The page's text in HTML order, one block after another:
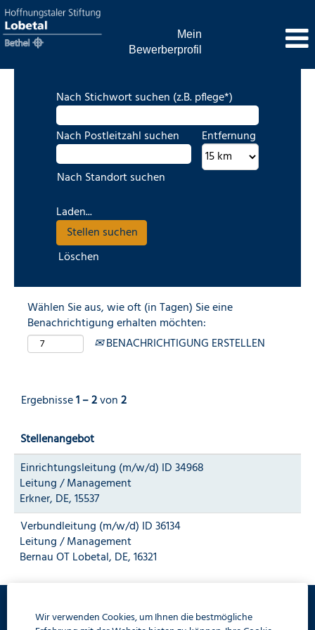
Wir verwenden Cookies, um Ihnen die bestmögliche
Mein
Bewerberprofil
Verwaltungsberufe
Nach Stichwort suchen (z.B. pflege*)
Nach Postleitzahl suchen Entfernung
Nach Standort suchen
Laden...
Löschen
Wählen Sie aus, wie oft (in Tagen) Sie eine
Benachrichtigung erhalten möchten:
BENACHRICHTIGUNG ERSTELLEN
Ergebnisse1 – 2von2
Stellenangebot
Einrichtungsleitung (m/w/d) ID 34968
Leitung / Management
Erkner, DE, 15537
Verbundleitung (m/w/d) ID 36134
Leitung / Management
Bernau OT Lobetal, DE, 16321
Datenschutz